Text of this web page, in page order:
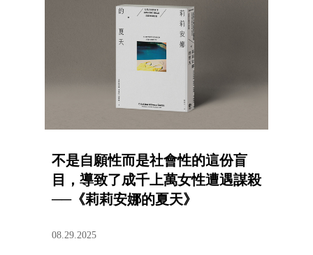
不是自願性而是社會性的這份盲
目，導致了成千上萬女性遭遇謀殺
──《莉莉安娜的夏天》
08.29.2025